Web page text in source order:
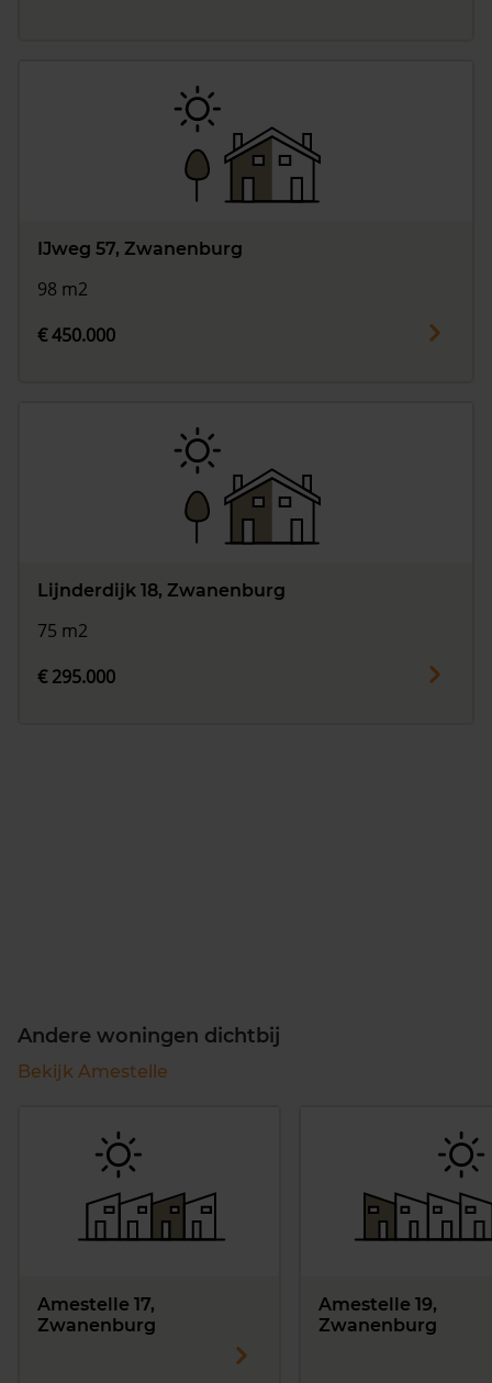
IJweg 57, Zwanenburg
98 m2
€ 450.000
Lijnderdijk 18, Zwanenburg
75 m2
€ 295.000
Andere woningen dichtbij
Bekijk Amestelle
Amestelle 17,
Zwanenburg
Amestelle 19,
Zwanenburg